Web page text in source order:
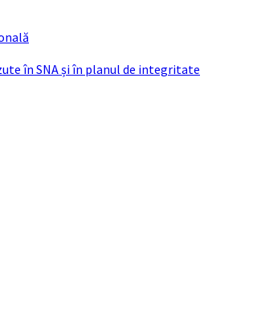
în SNA și în planul de integritate